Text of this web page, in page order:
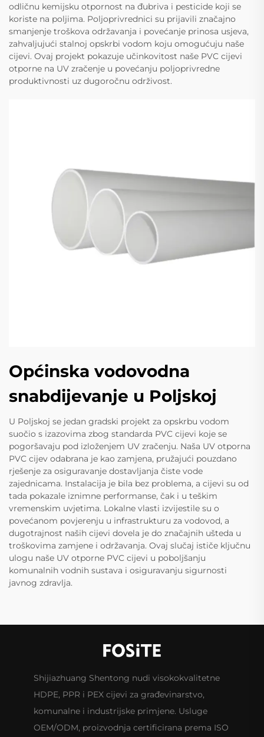
odličnu kemijsku otpornost na đubriva i pesticide koji se
koriste na poljima. Poljoprivrednici su prijavili značajno
smanjenje troškova održavanja i povećanje prinosa usjeva,
zahvaljujući stalnoj opskrbi vodom koju omogućuju naše
cijevi. Ovaj projekt pokazuje učinkovitost naše PVC cijevi
otporne na UV zračenje u povećanju poljoprivredne
produktivnosti uz dugoročnu održivost.
Općinska vodovodna
snabdijevanje u Poljskoj
U Poljskoj se jedan gradski projekt za opskrbu vodom
suočio s izazovima zbog standarda PVC cijevi koje se
pogoršavaju pod izloženjem UV zračenju. Naša UV otporna
PVC cijev odabrana je kao zamjena, pružajući pouzdano
rješenje za osiguravanje dostavljanja čiste vode
zajednicama. Instalacija je bila bez problema, a cijevi su od
tada pokazale iznimne performanse, čak i u teškim
vremenskim uvjetima. Lokalne vlasti izvijestile su o
povećanom povjerenju u infrastrukturu za vodovod, a
dugotrajnost naših cijevi dovela je do značajnih ušteda u
troškovima zamjene i održavanja. Ovaj slučaj ističe ključnu
ulogu naše UV otporne PVC cijevi u poboljšanju
komunalnih vodnih sustava i osiguravanju sigurnosti
javnog zdravlja.
Shijiazhuang Shentong nudi visokokvalitetne
HDPE, PPR i PEX cijevi za građevinarstvo,
komunalne i industrijske primjene. Usluge
OEM/ODM, proizvodnja certificirana prema ISO